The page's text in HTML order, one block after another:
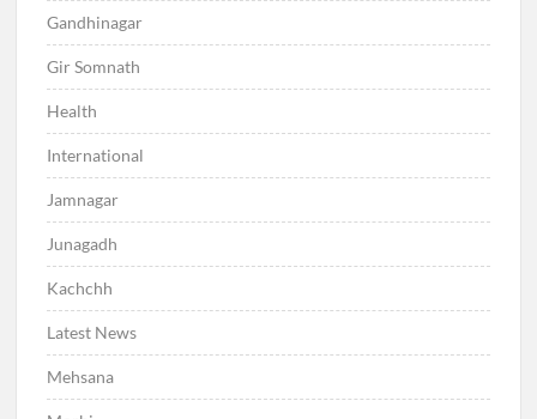
Gandhinagar
Gir Somnath
Health
International
Jamnagar
Junagadh
Kachchh
Latest News
Mehsana